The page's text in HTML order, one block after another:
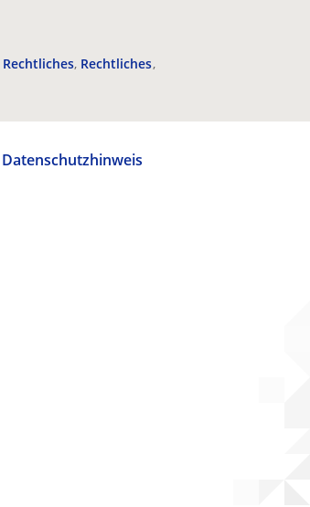
Rechtliches Rechtliches
Datenschutzhinweis